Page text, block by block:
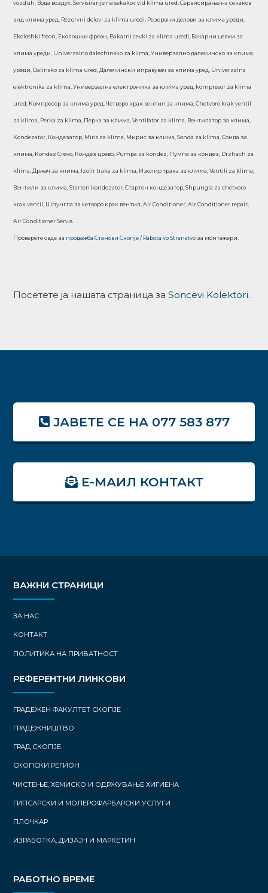
vozduh, Вода воздух, Servisiranje na sekakov vid klima ured, Сервисирање на секаков
вид клима уред, Rezervni delovi za klima uredi, Резервни делови за клима уреди,
Ekoloshki freon, Еколошки фреон, Bakarni cevki za klima uredi, Бакарни цевки за
клима уреди, Univerzalno dalechinsko za klima, Универзално далечинско за клима
уреди, Dalinsko za klima ured, Далечински иправувач за клима уред, Univerzalna
elektronika za klima, Универзална електроника за клима уред, kompresor za klima
ured, Компресор за клима уред, Четворо крак вентил за клима, Chetvoro krak ventil
za klima, Perka za klima, Перка за клима, Ventilator za klima, Вентилатор за клима,
Kondezator, Кондезатор, Miris za klima, Мирис за клима, Sonda za klima, Сонда за
клима, Kondez Crevo, Кондез црево, Pumpa za kondez, Пумпа за кондез, Drzhach za
klima, Држач за клима, Izolir traka za klima, Изолир трака за клима, Ventili za klima,
Вентили за клима, Starten kondezator, Стартен кондезатор, Shpungla za chetvoro
krak ventil, Шпунгла за четворо крак вентил, Air Conditioner, Air Conditioner repair,
Air Conditioner Servis.
Проверете овде за продажба Станови Скопје/Rabota vo Stranstvo за монтажери.
Посетете ја нашата страница заSoncevi Kolektori.
ЈАВЕТЕ СЕ НА 077 583 877
Е-МАИЛ КОНТАКТ
ВАЖНИ СТРАНИЦИ
ЗА НАС
КОНТАКТ
ПОЛИТИКА НА ПРИВАТНОСТ
РЕФЕРЕНТНИ ЛИНКОВИ
ГРАДЕЖЕН ФАКУЛТЕТ СКОПЈЕ
ГРАДЕЖНИШТВО
ГРАД СКОПЈЕ
СКОПСКИ РЕГИОН
ЧИСТЕЊЕ, ХЕМИСКО И ОДРЖУВАЊЕ ХИГИЕНА
ГИПСАРСКИ И МОЛЕРОФАРБАРСКИ УСЛУГИ
ПЛОЧКАР
ИЗРАБОТКА, ДИЗАЈН И МАРКЕТИН
РАБОТНО ВРЕМЕ